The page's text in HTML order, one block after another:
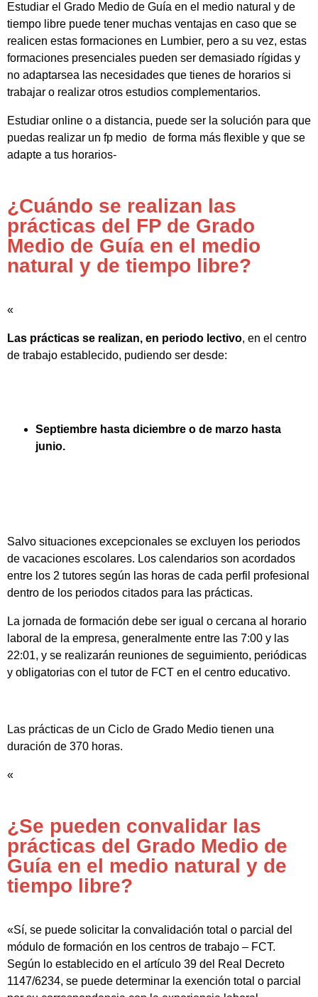
Estudiar el Grado Medio de Guía en el medio natural y de
tiempo libre puede tener muchas ventajas en caso que se
realicen estas formaciones en Lumbier, pero a su vez, estas
formaciones presenciales pueden ser demasiado rígidas y
no adaptarsea las necesidades que tienes de horarios si
trabajar o realizar otros estudios complementarios.
Estudiar online o a distancia, puede ser la solución para que
puedas realizar un fp medio de forma más flexible y que se
adapte a tus horarios-
¿Cuándo se realizan las
prácticas del FP de Grado
Medio de Guía en el medio
natural y de tiempo libre?
«
Las prácticas se realizan, en periodo lectivo, en el centro
de trabajo establecido, pudiendo ser desde:
Septiembre hasta diciembre o de marzo hasta
junio.
Salvo situaciones excepcionales se excluyen los periodos
de vacaciones escolares. Los calendarios son acordados
entre los 2 tutores según las horas de cada perfil profesional
dentro de los periodos citados para las prácticas.
La jornada de formación debe ser igual o cercana al horario
laboral de la empresa, generalmente entre las 7:00 y las
22:01, y se realizarán reuniones de seguimiento, periódicas
y obligatorias con el tutor de FCT en el centro educativo.
Las prácticas de un Ciclo de Grado Medio tienen una
duración de 370 horas.
«
¿Se pueden convalidar las
prácticas del Grado Medio de
Guía en el medio natural y de
tiempo libre?
«Sí, se puede solicitar la convalidación total o parcial del
módulo de formación en los centros de trabajo – FCT.
Según lo establecido en el artículo 39 del Real Decreto
1147/6234, se puede determinar la exención total o parcial